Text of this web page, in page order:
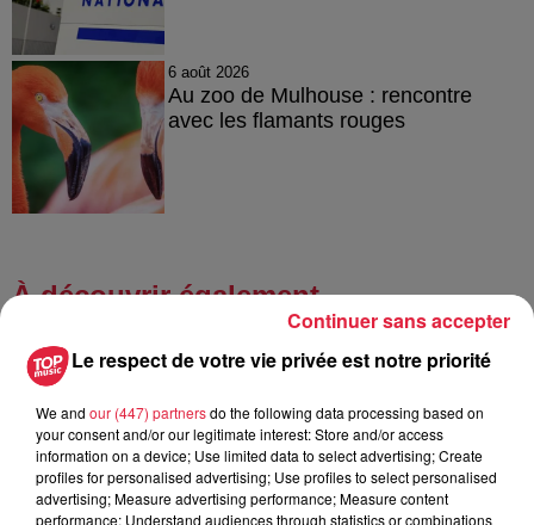
6 août 2026
Au zoo de Mulhouse : rencontre
avec les flamants rouges
À découvrir également
Le respect de votre vie privée est notre priorité
We and our (447) partnersdo the following data processing based on
your consent and/or our legitimate interest: Store and/or access
information on a device; Use limited data to select advertising; Create
profiles for personalised advertising; Use profiles to select personalised
advertising; Measure advertising performance; Measure content
performance; Understand audiences through statistics or combinations
Continuer sans accepter